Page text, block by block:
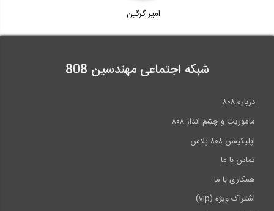
امیر گرگین
شبکه اجتماعی مهندسین 808
درباره ۸۰۸
ماموریت و چشم انداز ۸۰۸
اپلیکیشن ۸۰۸ پلاس
تماس با ما
همکاری با ما
اشتراک ویژه (vip)